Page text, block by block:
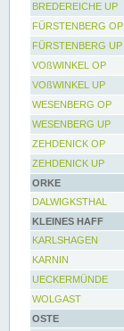
BREDEREICHE UP
FÜRSTENBERG OP
FÜRSTENBERG UP
VOßWINKEL OP
VOßWINKEL UP
WESENBERG OP
WESENBERG UP
ZEHDENICK OP
ZEHDENICK UP
ORKE
DALWIGKSTHAL
KLEINES HAFF
KARLSHAGEN
KARNIN
UECKERMÜNDE
WOLGAST
OSTE